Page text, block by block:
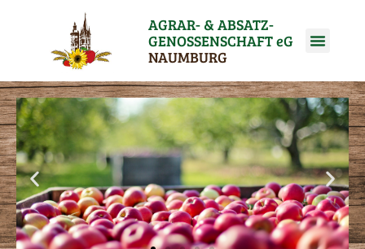
AGRAR- & ABSATZ­
GENOSSENSCHAFT eG
NAUMBURG